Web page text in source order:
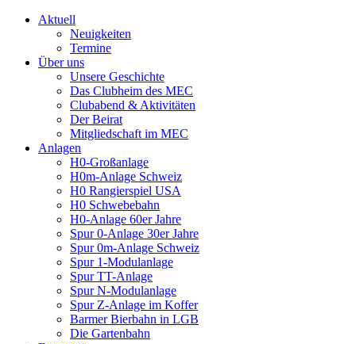
Aktuell
Neuigkeiten
Termine
Über uns
Unsere Geschichte
Das Clubheim des MEC
Clubabend & Aktivitäten
Der Beirat
Mitgliedschaft im MEC
Anlagen
H0-Großanlage
H0m-Anlage Schweiz
H0 Rangierspiel USA
H0 Schwebebahn
H0-Anlage 60er Jahre
Spur 0-Anlage 30er Jahre
Spur 0m-Anlage Schweiz
Spur 1-Modulanlage
Spur TT-Anlage
Spur N-Modulanlage
Spur Z-Anlage im Koffer
Barmer Bierbahn in LGB
Die Gartenbahn